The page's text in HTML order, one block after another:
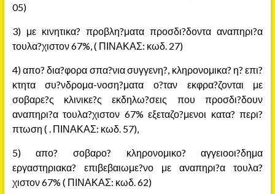
05)
3) με κινητικα? προβλη?ματα προσδι?δοντα αναπηρι?α
τουλα?χιστον 67%, ( ΠΙΝΑΚΑΣ: κωδ. 27)
4) απο? δια?φορα σπα?νια συγγενη?, κληρονομικα? η? επι?
κτητα συ?νδρομα-νοση?ματα ο?ταν εκφρα?ζονται με
σοβαρε?ς κλινικε?ς εκδηλω?σεις που προσδι?δουν
αναπηρι?α τουλα?χιστον 67% εξεταζο?μενοι κατα? περι?
πτωση ( . ΠΙΝΑΚΑΣ: κωδ. 57),
5) απο? σοβαρο? κληρονομικο? αγγειοοι?δημα
εργαστηριακα? επιβεβαιωμε?νο με αναπηρι?α τουλα?
χιστον 67% ( ΠΙΝΑΚΑΣ: κωδ. 62)